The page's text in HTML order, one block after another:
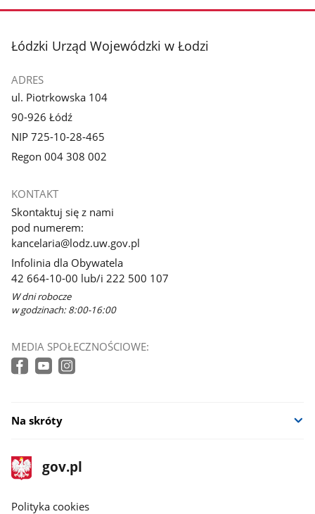
stopka
Łódzki Urząd Wojewódzki w Łodzi
ADRES
ul. Piotrkowska 104
90-926 Łódź
NIP 725-10-28-465
Regon 004 308 002
KONTAKT
Skontaktuj się z nami
pod numerem:
kancelaria@lodz.uw.gov.pl
Infolinia dla Obywatela
42 664-10-00 lub/i 222 500 107
W dni robocze
w godzinach: 8:00-16:00
MEDIA SPOŁECZNOŚCIOWE:
Na skróty
stopka
gov.pl
Strona
gov.pl
gov.pl
Polityka cookies